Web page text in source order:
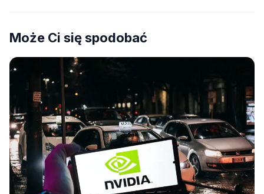
Może Ci się spodobać